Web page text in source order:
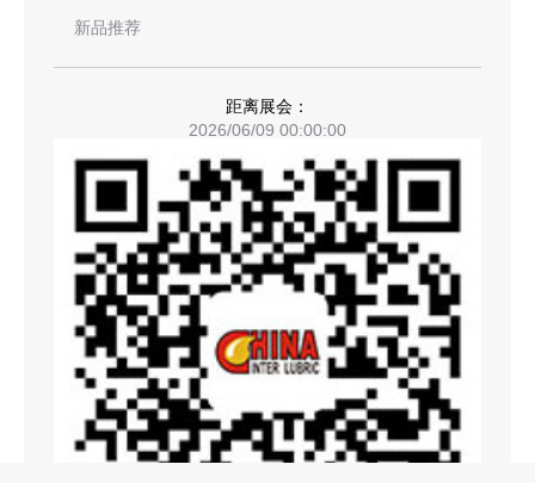
新品推荐
距离展会：
2026/06/09 00:00:00